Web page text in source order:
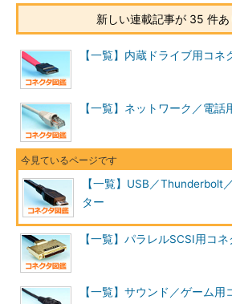
Lightning（ライトニング）のコネクター
USB 3.x Standard-A（スタンダードA
→ USB 3.x Standard-A（スタンダードA
ージへ
新しい連載記事が 35 件あ
【一覧】内蔵ドライブ用コネ
【一覧】ネットワーク／電話
【一覧】USB／Thunderbolt
ター
【一覧】パラレルSCSI用コネ
【一覧】サウンド／ゲーム用